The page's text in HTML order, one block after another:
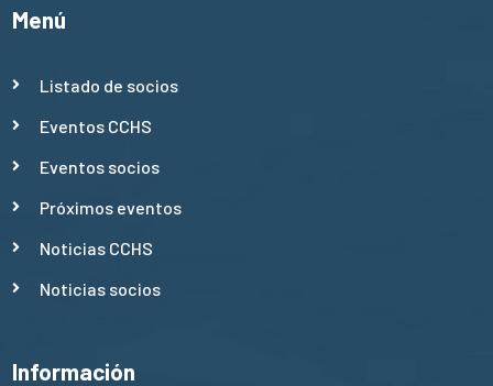
Menú
Listado de socios
Eventos CCHS
Eventos socios
Próximos eventos
Noticias CCHS
Noticias socios
Información